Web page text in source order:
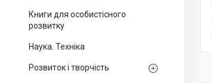
Книги для особистісного
розвитку
Наука. Техніка
Розвиток і творчість